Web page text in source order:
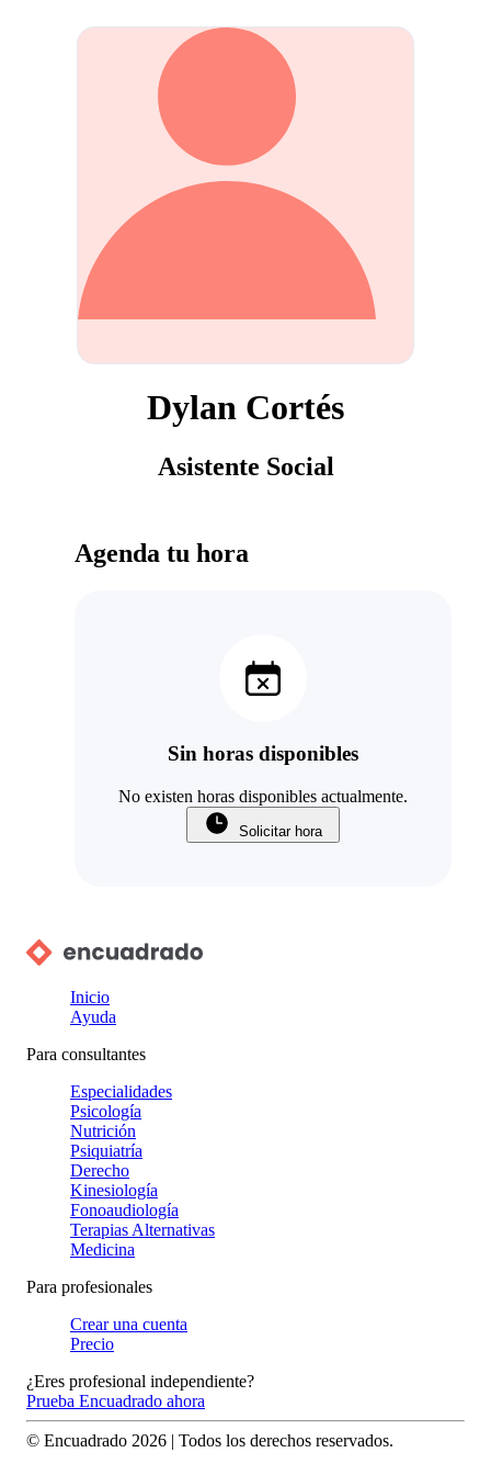
Dylan Cortés
Asistente Social
Agenda tu hora
Sin horas disponibles
No existen horas disponibles actualmente.
Solicitar hora
Inicio
Ayuda
Para consultantes
Especialidades
Psicología
Nutrición
Psiquiatría
Derecho
Kinesiología
Fonoaudiología
Terapias Alternativas
Medicina
Para profesionales
Crear una cuenta
Precio
¿Eres profesional independiente?
Prueba Encuadrado ahora
© Encuadrado 2026 | Todos los derechos reservados.